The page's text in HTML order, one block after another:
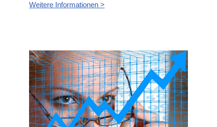
Weitere Informationen >